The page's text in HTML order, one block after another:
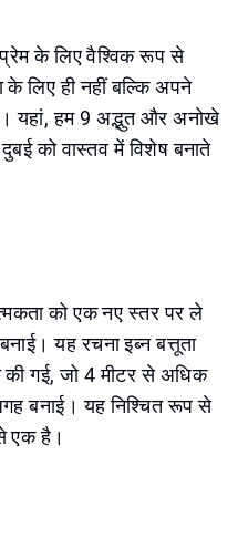
प्रेम के लिए वैश्विक रूप से
के लिए ही नहीं बल्कि अपने
यहां, हम 9 अद्भुत और अनोखे
को वास्तव में विशेष बनाते
को एक नए स्तर पर ले
यह रचना इब्न बत्तूता
की गई, जो 4 मीटर से अधिक
बनाई। यह निश्चित रूप से
एक है।